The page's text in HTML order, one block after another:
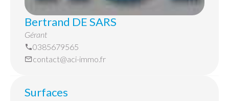
Bertrand DE SARS
Gérant
0385679565
contact@aci-immo.fr
Surfaces